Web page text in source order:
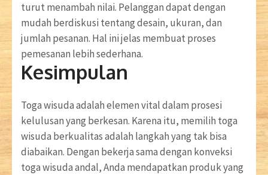
turut menambah nilai. Pelanggan dapat dengan
mudah berdiskusi tentang desain, ukuran, dan
jumlah pesanan. Hal ini jelas membuat proses
pemesanan lebih sederhana.
Kesimpulan
Toga wisuda adalah elemen vital dalam prosesi
kelulusan yang berkesan. Karena itu, memilih toga
wisuda berkualitas adalah langkah yang tak bisa
diabaikan. Dengan bekerja sama dengan konveksi
toga wisuda andal, Anda mendapatkan produk yang